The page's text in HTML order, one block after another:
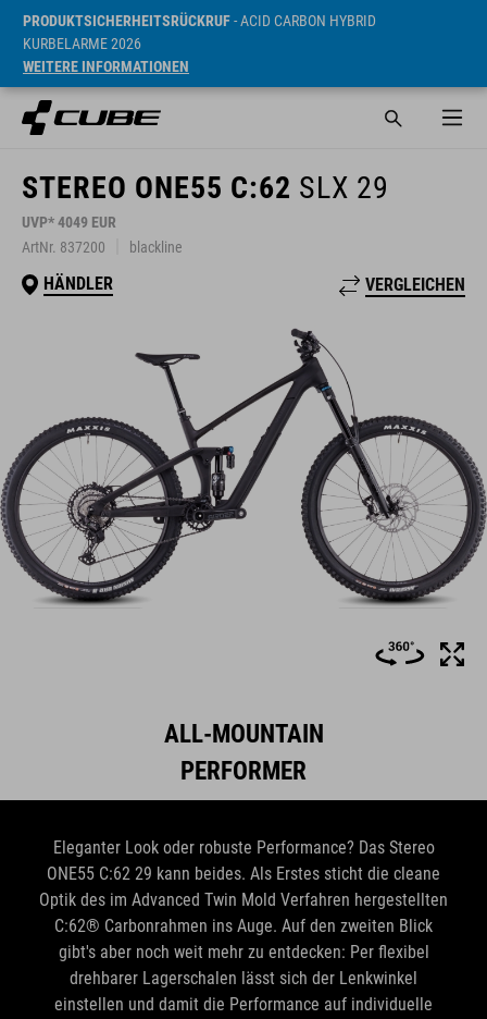
PRODUKTSICHERHEITSRÜCKRUF- ACID CARBON HYBRID
KURBELARME 2026
WEITERE INFORMATIONEN
STEREO ONE55 C:62 SLX 29
UVP* 4049 EUR
ArtNr. 837200
blackline
HÄNDLER VERGLEICHEN
ALL-MOUNTAIN
PERFORMER
Eleganter Look oder robuste Performance? Das Stereo
ONE55 C:62 29 kann beides. Als Erstes sticht die cleane
Optik des im Advanced Twin Mold Verfahren hergestellten
C:62® Carbonrahmen ins Auge. Auf den zweiten Blick
gibt's aber noch weit mehr zu entdecken: Per flexibel
drehbarer Lagerschalen lässt sich der Lenkwinkel
einstellen und damit die Performance auf individuelle